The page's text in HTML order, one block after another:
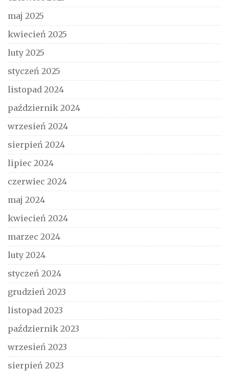
maj 2025
kwiecień 2025
luty 2025
styczeń 2025
listopad 2024
październik 2024
wrzesień 2024
sierpień 2024
lipiec 2024
czerwiec 2024
maj 2024
kwiecień 2024
marzec 2024
luty 2024
styczeń 2024
grudzień 2023
listopad 2023
październik 2023
wrzesień 2023
sierpień 2023